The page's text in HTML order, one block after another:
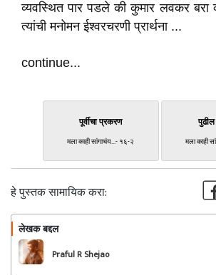
व्यवस्थित पार पडले की कुमार लवकर बरा
त्यांची मनोमन ईश्वरचरणी प्रार्थना ...
continue...
पूर्वीचा प्रकरण
मला काही सांगाचंय...- १६-२ मला काही
हे पुस्तक सामायिक करा:
लेखक बद्दल
Praful R Shejao